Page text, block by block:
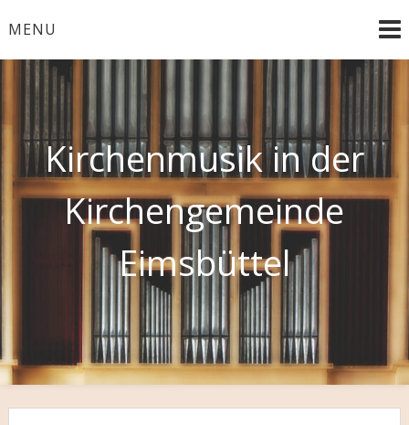
toMENU
Kirchenmusik in der
Kirchengemeinde
Eimsbüttel